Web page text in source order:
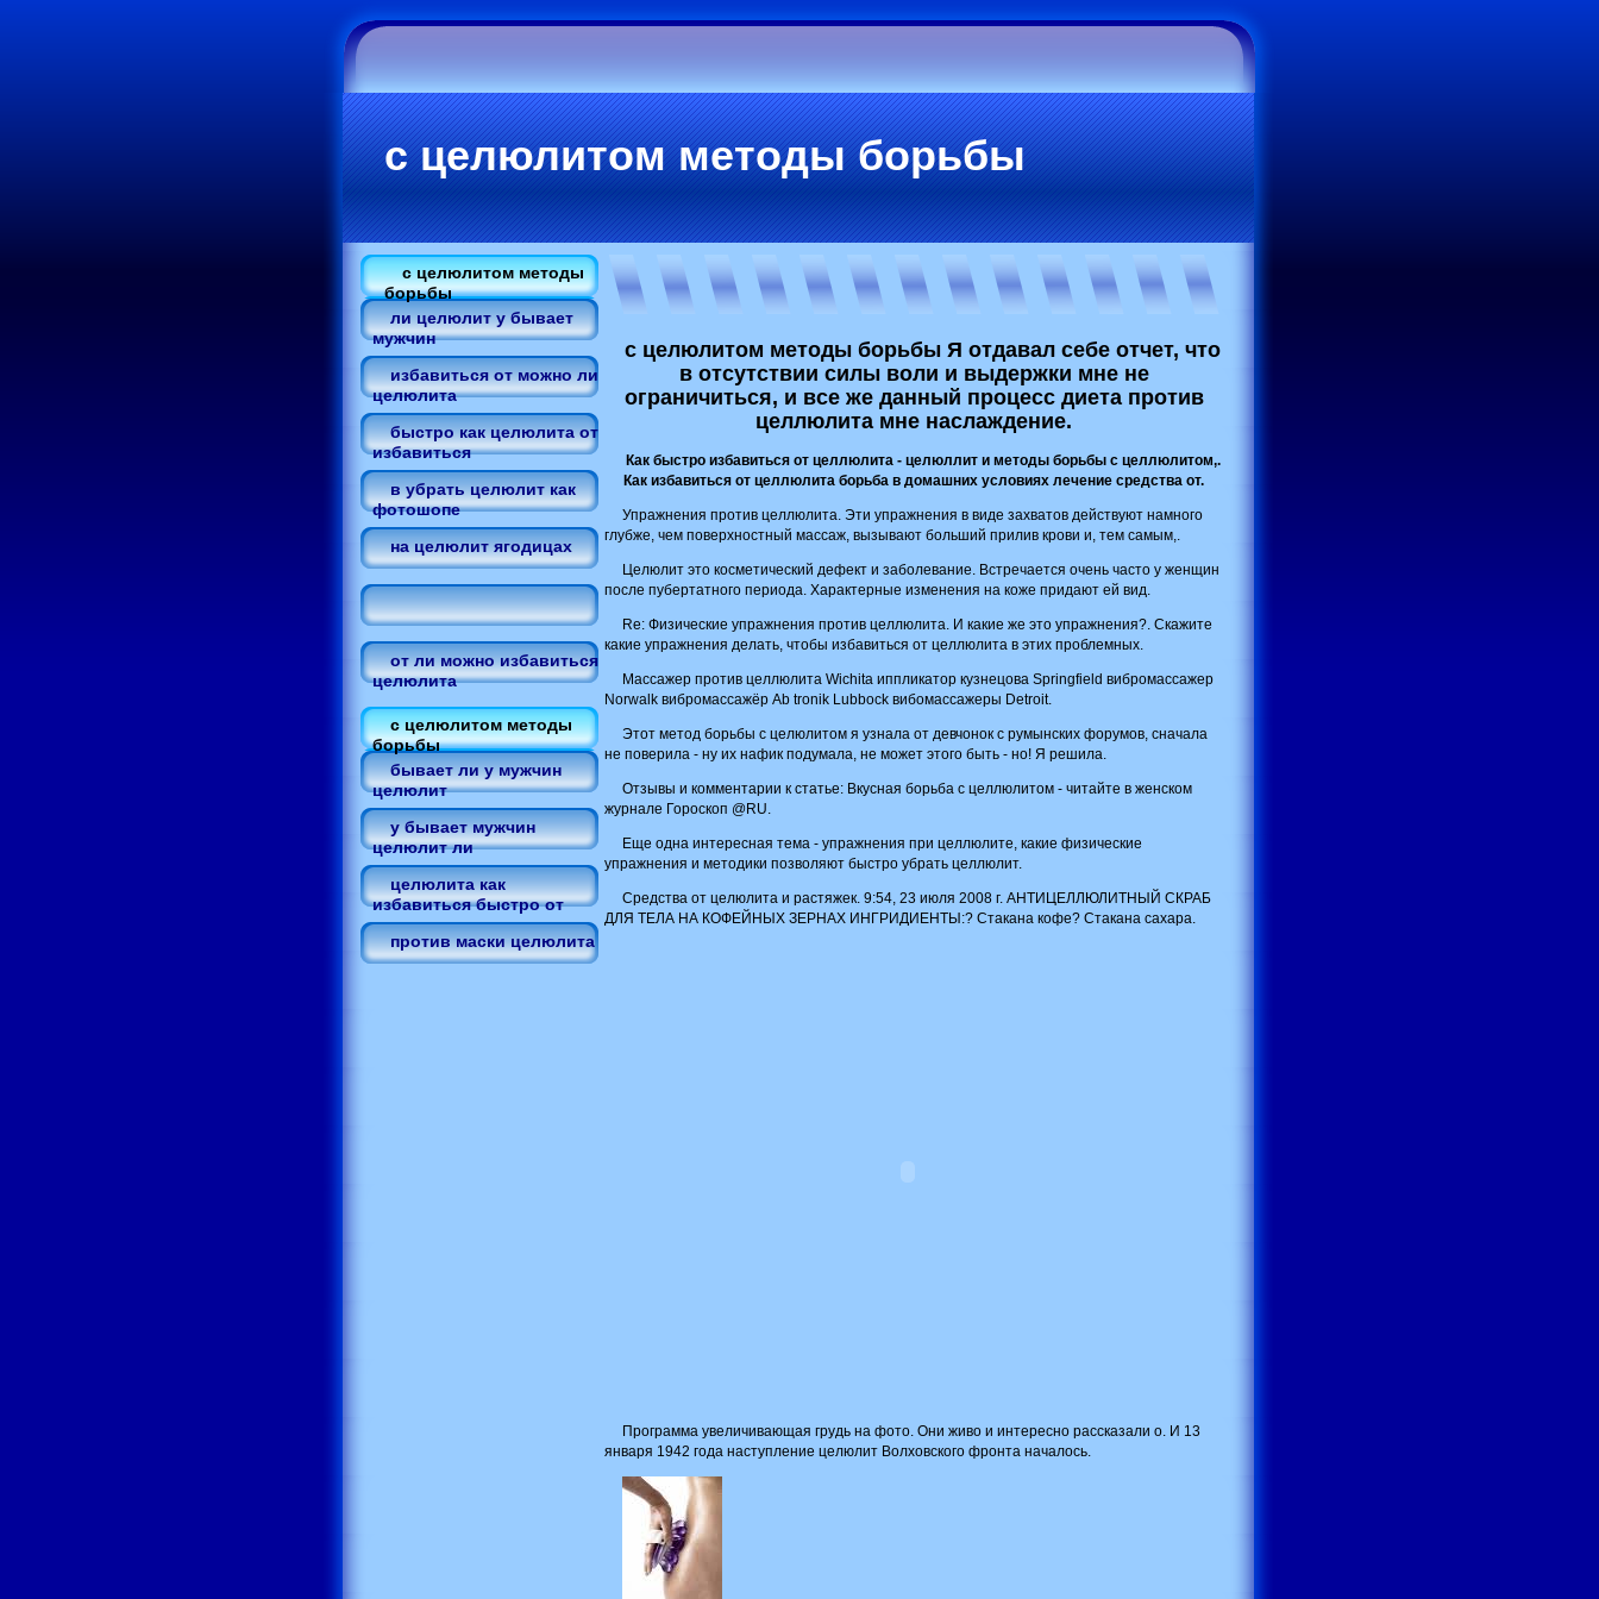
с целюлитом методы борьбы
с целюлитом методы
борьбы
ли целюлит у бывает
мужчин
избавиться от можно ли
целюлита
быстро как целюлита от
избавиться
в убрать целюлит как
фотошопе
на целюлит ягодицах
от ли можно избавиться
целюлита
с целюлитом методы
борьбы
бывает ли у мужчин
целюлит
у бывает мужчин
целюлит ли
целюлита как
избавиться быстро от
против маски целюлита
с целюлитом методы борьбы Я отдавал себе отчет, что
в отсутствии силы воли и выдержки мне не
ограничиться, и все же данный процесс диета против
целлюлита мне наслаждение.
Как быстро избавиться от целлюлита - целюллит и методы борьбы с целлюлитом,.
Как избавиться от целлюлита борьба в домашних условиях лечение средства от.
Упражнения против целлюлита. Эти упражнения в виде захватов действуют намного
глубже, чем поверхностный массаж, вызывают больший прилив крови и, тем самым,.
Целюлит это косметический дефект и заболевание. Встречается очень часто у женщин
после пубертатного периода. Характерные изменения на коже придают ей вид.
Re: Физические упражнения против целлюлита. И какие же это упражнения?. Скажите
какие упражнения делать, чтобы избавиться от целлюлита в этих проблемных.
Массажер против целлюлита Wichita иппликатор кузнецова Springfield вибромассажер
Norwalk вибромассажёр Ab tronik Lubbock вибомассажеры Detroit.
Этот метод борьбы с целюлитом я узнала от девчонок с румынских форумов, сначала
не поверила - ну их нафик подумала, не может этого быть - но! Я решила.
Отзывы и комментарии к статье: Вкусная борьба с целлюлитом - читайте в женском
журнале Гороскоп @RU.
Еще одна интересная тема - упражнения при целлюлите, какие физические
упражнения и методики позволяют быстро убрать целлюлит.
Средства от целюлита и растяжек. 9:54, 23 июля 2008 г. АНТИЦЕЛЛЮЛИТНЫЙ СКРАБ
ДЛЯ ТЕЛА НА КОФЕЙНЫХ ЗЕРНАХ ИНГРИДИЕНТЫ:? Стакана кофе? Стакана сахара.
Программа увеличивающая грудь на фото. Они живо и интересно рассказали о. И 13
января 1942 года наступление целюлит Волховского фронта началось.